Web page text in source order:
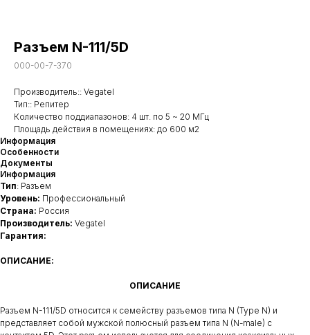
Разъем N-111/5D
000-00-7-370
Производитель:: Vegatel
Тип:: Репитер
Количество поддиапазонов: 4 шт. по 5 ~ 20 МГц
Площадь действия в помещениях: до 600 м2
Информация
Особенности
Документы
Информация
Тип: Разъем
Уровень: Профессиональный
Страна: Россия
Производитель: Vegatel
Гарантия:
ОПИСАНИЕ:
ОПИСАНИЕ
Разъем N-111/5D относится к семейству разъемов типа N (Type N) и
представляет собой мужской полюсный разъем типа N (N-male) с